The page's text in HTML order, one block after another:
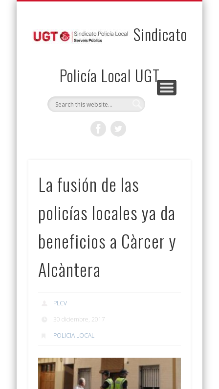
Sindicato
Policía Local UGT
La fusión de las
policías locales ya da
beneficios a Càrcer y
Alcàntera
PLCV
30 diciembre, 2017
POLICIA LOCAL